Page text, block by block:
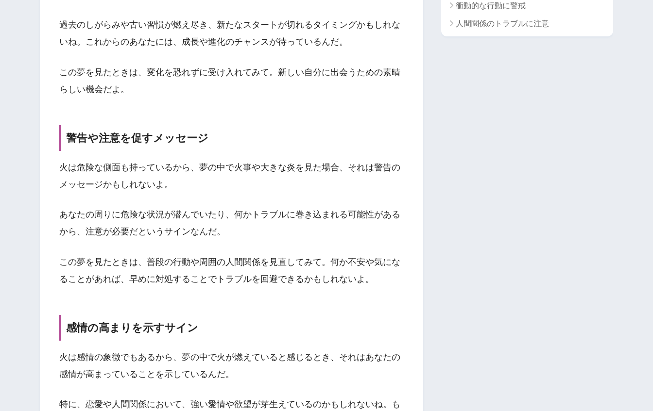
過去のしがらみや古い習慣が燃え尽き、新たなスタートが切れるタイミングかもしれな
いね。これからのあなたには、成長や進化のチャンスが待っているんだ。
この夢を見たときは、変化を恐れずに受け入れてみて。新しい自分に出会うための素晴
らしい機会だよ。
警告や注意を促すメッセージ
火は危険な側面も持っているから、夢の中で火事や大きな炎を見た場合、それは警告の
メッセージかもしれないよ。
あなたの周りに危険な状況が潜んでいたり、何かトラブルに巻き込まれる可能性がある
から、注意が必要だというサインなんだ。
この夢を見たときは、普段の行動や周囲の人間関係を見直してみて。何か不安や気にな
ることがあれば、早めに対処することでトラブルを回避できるかもしれないよ。
感情の高まりを示すサイン
火は感情の象徴でもあるから、夢の中で火が燃えていると感じるとき、それはあなたの
感情が高まっていることを示しているんだ。
特に、恋愛や人間関係において、強い愛情や欲望が芽生えているのかもしれないね。も
衝動的な行動に警戒
人間関係のトラブルに注意